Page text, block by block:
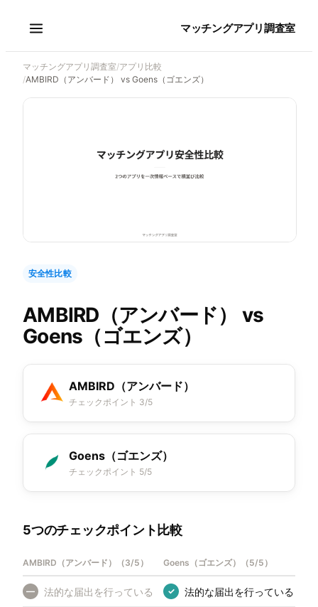
マッチングアプリ調査室
マッチングアプリ調査室/アプリ比較
/AMBIRD（アンバード） vs Goens（ゴエンズ）
安全性比較
AMBIRD（アンバード）
vs
Goens（ゴエンズ）
AMBIRD（アンバード）
チェックポイント 3/5
Goens（ゴエンズ）
チェックポイント 5/5
5つのチェックポイント比較
AMBIRD（アンバード） （3/5 ） Goens（ゴエンズ） （5/5 ）
— 法的な届出を行っている ✓ 法的な届出を行っている